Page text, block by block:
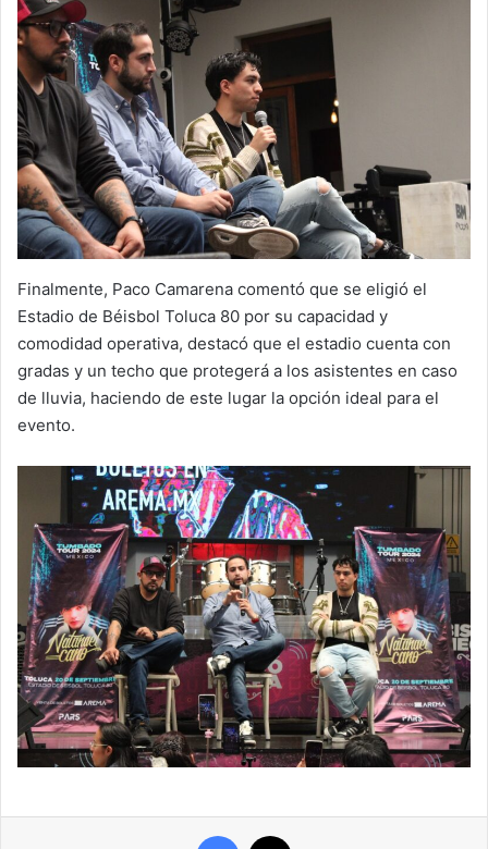
Finalmente, Paco Camarena comentó que se eligió el
Estadio de Béisbol Toluca 80 por su capacidad y
comodidad operativa, destacó que el estadio cuenta con
gradas y un techo que protegerá a los asistentes en caso
de lluvia, haciendo de este lugar la opción ideal para el
evento.
Facebook